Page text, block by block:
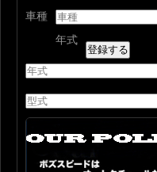
車種
年式